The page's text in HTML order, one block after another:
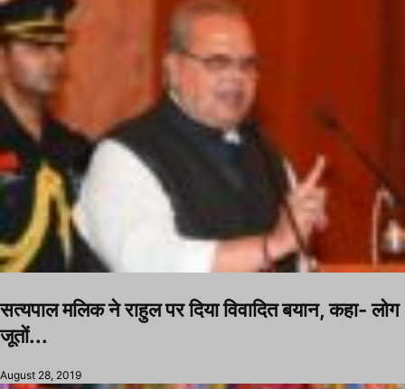
सत्यपाल मलिक ने राहुल पर दिया विवादित बयान, कहा- लोग
जूतों...
August 28, 2019